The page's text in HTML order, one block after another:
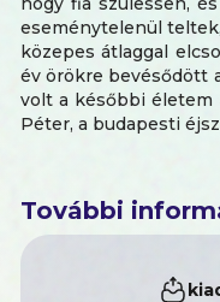
eseménytelenül
közepes átlaggal
év örökre bevésődött
volt a későbbi életem
Péter, a budapesti
Szentesi Péter
Vigyázat! Ez a rész is
További